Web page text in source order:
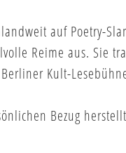
auf Poetry-
Reime aus. Sie
Kult-
Bezug